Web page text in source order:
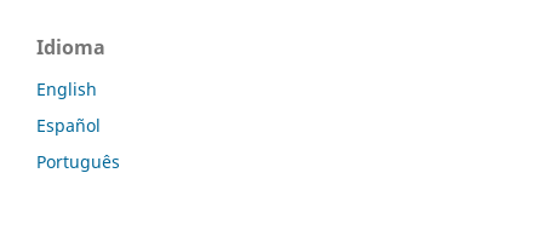
Idioma
English
Español
Português